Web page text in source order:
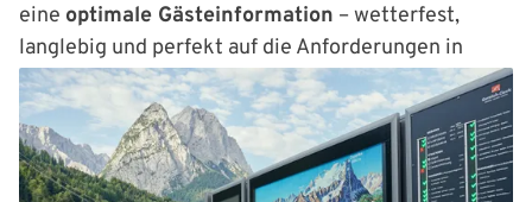
eine optimale Gästeinformation – wetterfest,
langlebig und perfekt auf die Anforderungen in
alpinen Regionen abgestimmt. sitour –
Innovative
Lösungen für Bergbahn